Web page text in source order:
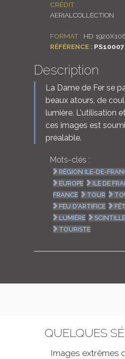
CRÉDIT :
AERIALCOLLECTION
FORMAT : HD
RÉFÉRENCE :
Description
La Dame de Fer se
beaux atours, de
lumière. L'utilisation
ces images est
préalable.
Mots-clés :
RÉGION ILE-DE-
EUROPE
ILE DE
FRANCE
TOUR
FEU D'ARTIFICE
LUMIÈRE
SCINTILLE
TOURISTE
QUELQUES
Images extrêmes